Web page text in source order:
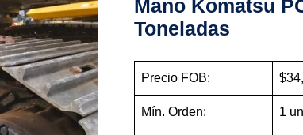
Mano Komatsu
Toneladas
Precio FOB:
Mín. Orden: 1